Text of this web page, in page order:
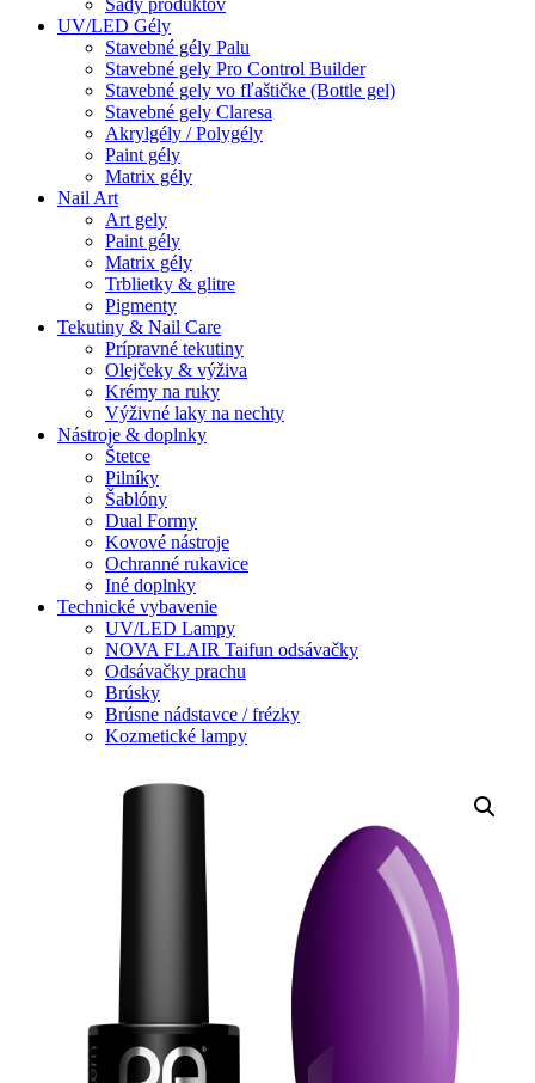
Sady produktov
UV/LED Gély
Stavebné gély Palu
Stavebné gely Pro Control Builder
Stavebné gely vo fľaštičke (Bottle gel)
Stavebné gely Claresa
Akrylgély / Polygély
Paint gély
Matrix gély
Nail Art
Art gely
Paint gély
Matrix gély
Trblietky & glitre
Pigmenty
Tekutiny & Nail Care
Prípravné tekutiny
Olejčeky & výživa
Krémy na ruky
Výživné laky na nechty
Nástroje & doplnky
Štetce
Pilníky
Šablóny
Dual Formy
Kovové nástroje
Ochranné rukavice
Iné doplnky
Technické vybavenie
UV/LED Lampy
NOVA FLAIR Taifun odsávačky
Odsávačky prachu
Brúsky
Brúsne nádstavce / frézky
Kozmetické lampy